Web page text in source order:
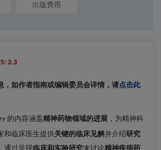
出版费用
2.3
，如作者指南或编辑委员会详情，请点击此
的内容涵盖精神药物领域的进展 ，为精神科
和临床医生提供关键的临床见解并介绍研究
通过呈现临床和实验研究来讨论精神疾病药